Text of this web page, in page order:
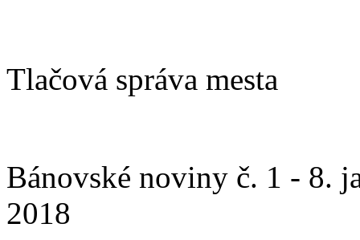
Tlačová správa mesta
Bánovské noviny č. 1 - 8.
2018